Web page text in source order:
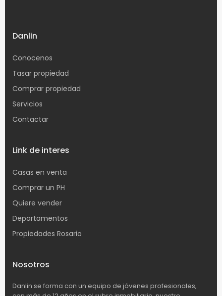
Danlin
Conocenos
Tasar propiedad
Comprar propiedad
Servicios
Contactar
Link de interes
Casas en venta
Comprar un PH
Quiere vender
Departamentos
Propiedades Rosario
Nosotros
Danlin se forma con un equipo de jóvenes profesionales,